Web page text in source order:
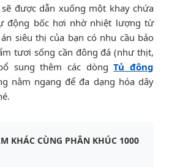
được dẫn xuống một khay chứa
động bốc hơi nhờ nhiệt lượng từ
siêu thị của bạn có nhu cầu bảo
tươi sống cần đông đá (như thịt,
sung thêm các dòngTủ đông
nằm ngang để đa dạng hóa dây
KHÁC CÙNG PHÂN KHÚC 1000